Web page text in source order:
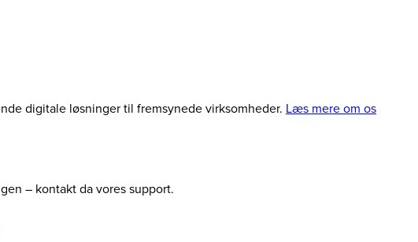
digitale løsninger til fremsynede virksomheder. Læs mere om os
– kontakt da vores support.